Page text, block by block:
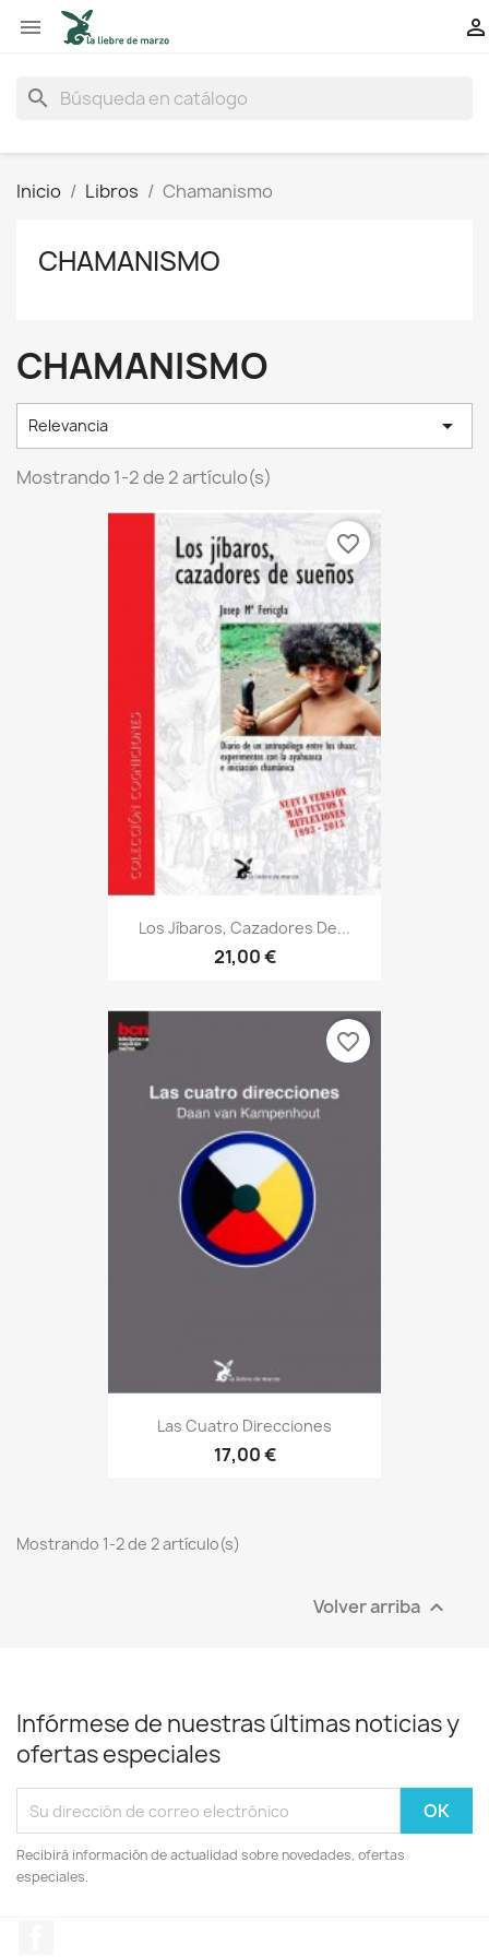
 
search
Inicio Libros Chamanismo
CHAMANISMO
CHAMANISMO
Relevancia 
Mostrando 1-2 de 2 artículo(s)
Los Jíbaros, Cazadores De...
21,00 €
favorite_border
Las Cuatro Direcciones
17,00 €
favorite_border
Mostrando 1-2 de 2 artículo(s)
Volver arriba 
Infórmese de nuestras últimas noticias y
ofertas especiales
Recibirá información de actualidad sobre novedades, ofertas
especiales.